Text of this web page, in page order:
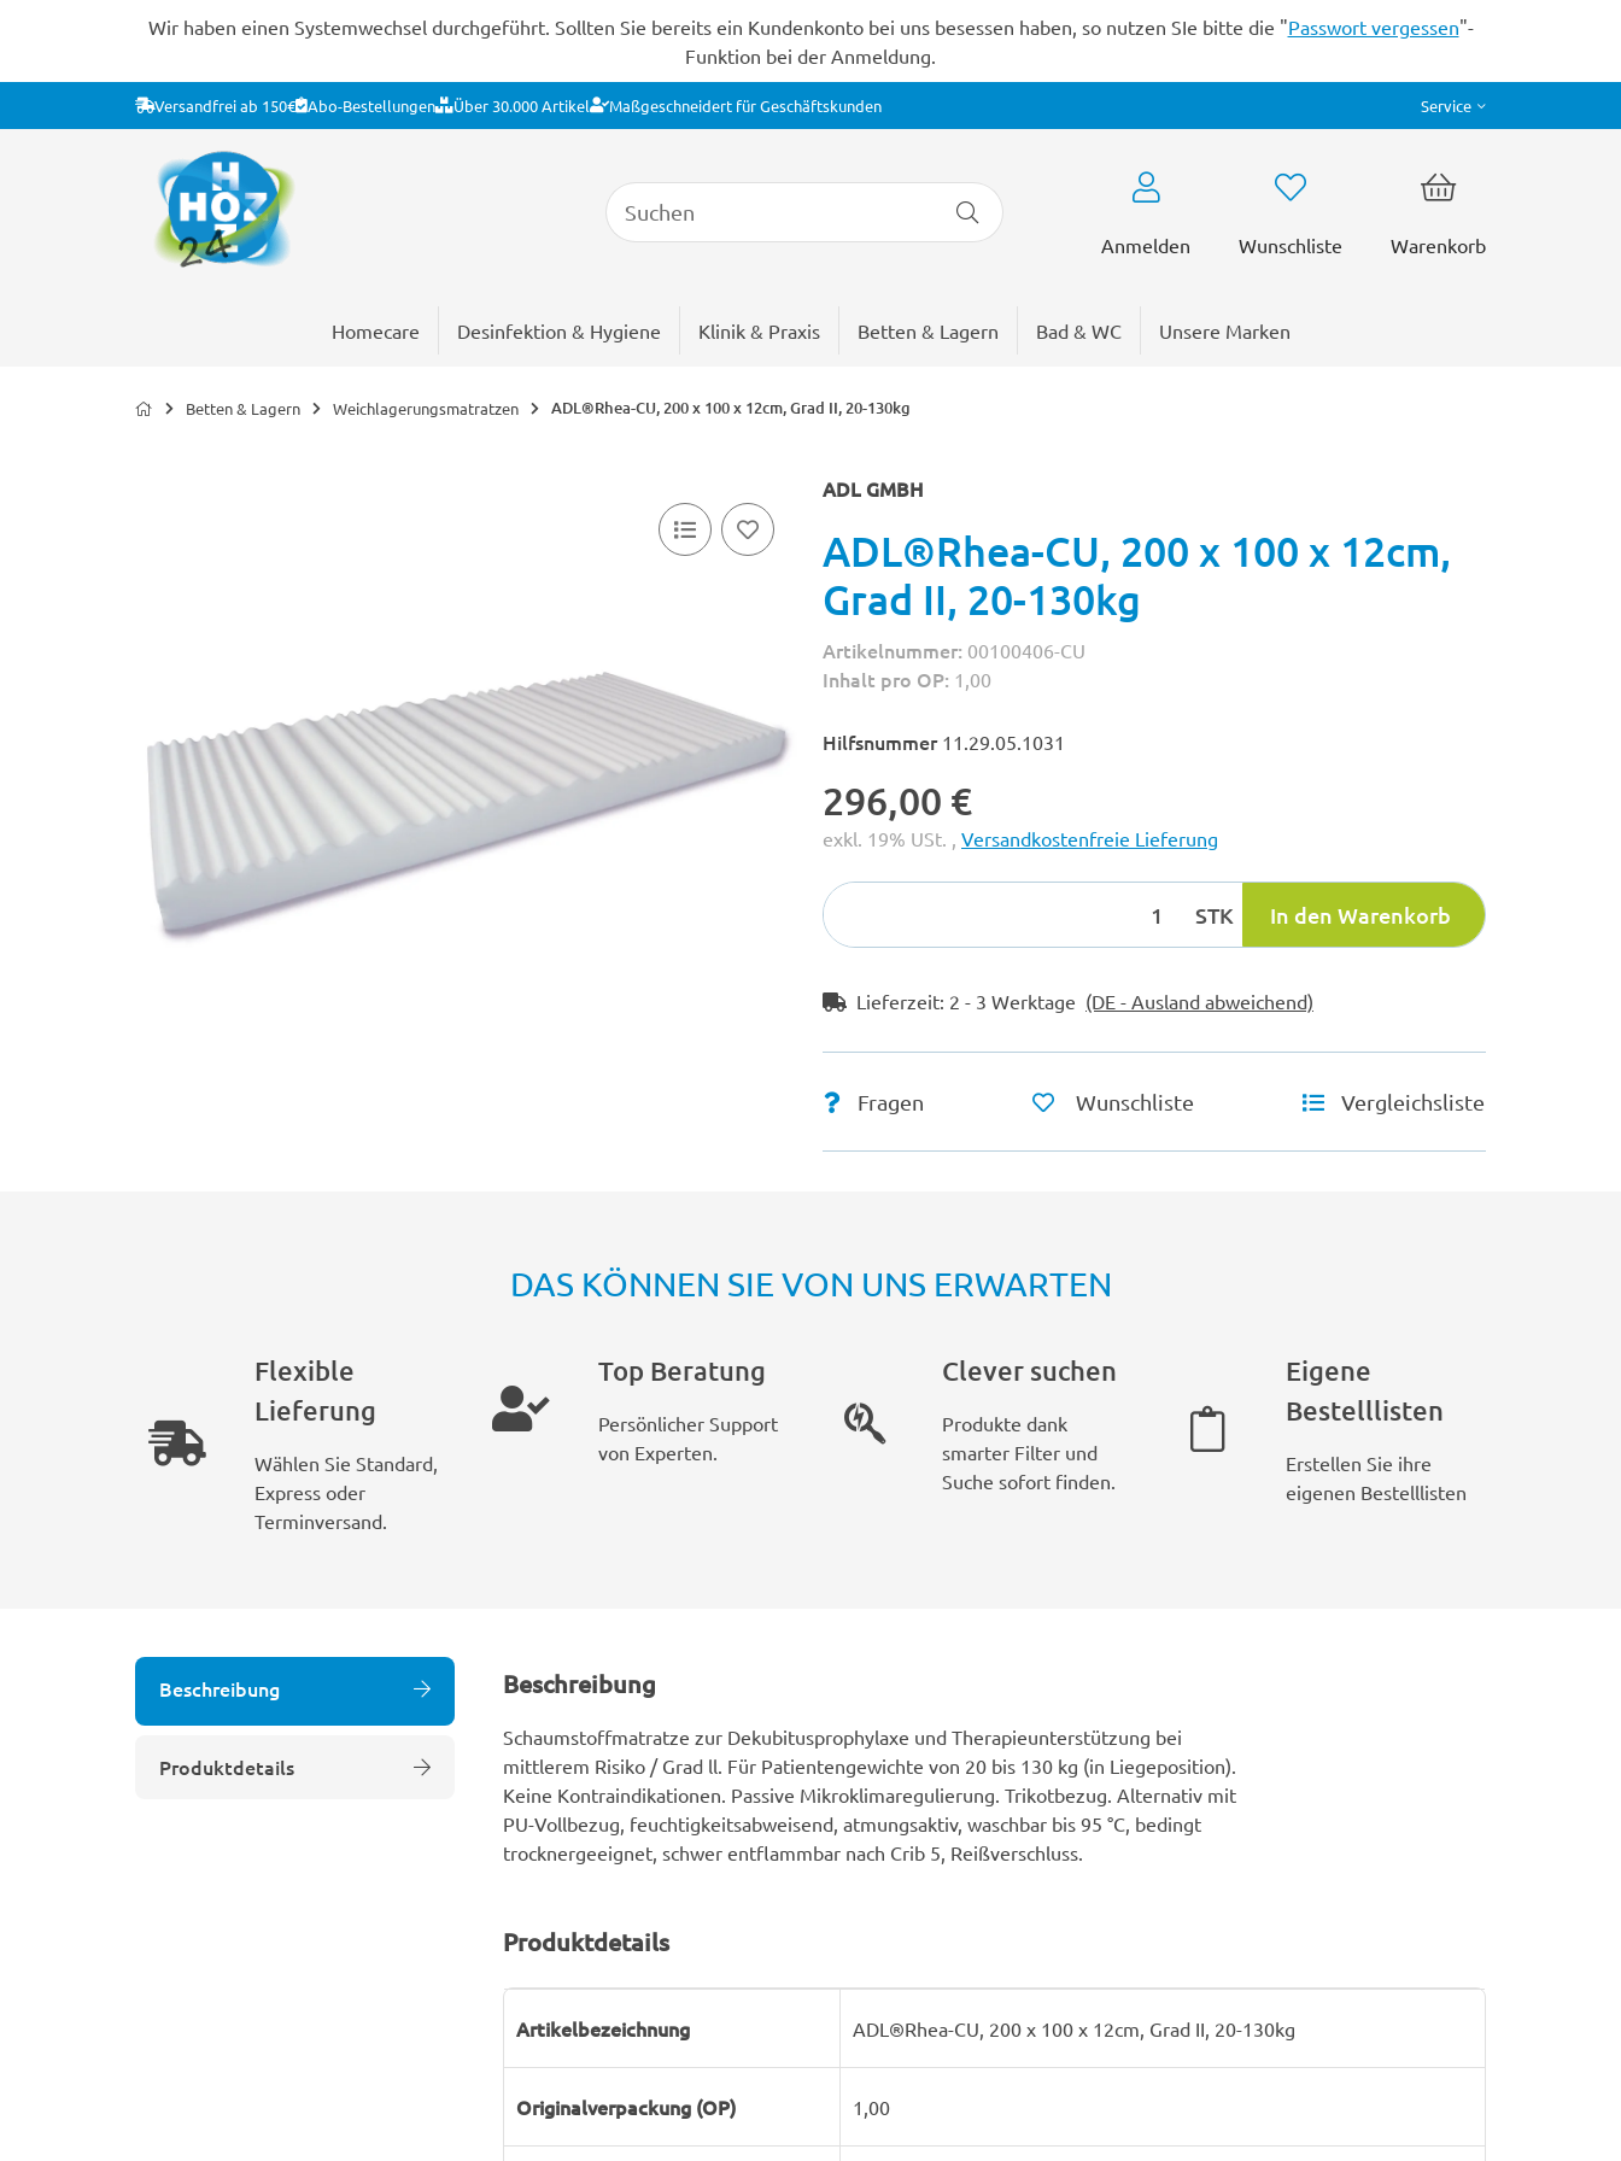
Wir haben einen Systemwechsel durchgeführt. Sollten Sie bereits ein Kundenkonto bei uns besessen haben, so nutzen SIe bitte die "Passwort vergessen"-
Funktion bei der Anmeldung.
Versandfrei ab 150€ Abo-Bestellungen Über 30.000 Artikel Maßgeschneidert für Geschäftskunden Service
Anmelden Wunschliste Warenkorb
Homecare Desinfektion & Hygiene Klinik & Praxis Betten & Lagern Bad & WC Unsere Marken
Betten & Lagern Weichlagerungsmatratzen ADL®Rhea-CU, 200 x 100 x 12cm, Grad II, 20-130kg
ADL GMBH
ADL®Rhea-CU, 200 x 100 x 12cm,
Grad II, 20-130kg
Artikelnummer: 00100406-CU
Inhalt pro OP: 1,00
Hilfsnummer 11.29.05.1031
296,00 €
exkl. 19% USt. , Versandkostenfreie Lieferung
STK In den Warenkorb
Lieferzeit: 2 - 3 Werktage (DE - Ausland abweichend)
Fragen Wunschliste Vergleichsliste
DAS KÖNNEN SIE VON UNS ERWARTEN
Flexible
Lieferung
Wählen Sie Standard,
Express oder
Terminversand.
Top Beratung
Persönlicher Support
von Experten.
Clever suchen
Produkte dank
smarter Filter und
Suche sofort finden.
Eigene
Bestelllisten
Erstellen Sie ihre
eigenen Bestelllisten
Beschreibung
Produktdetails
Beschreibung
Schaumstoffmatratze zur Dekubitusprophylaxe und Therapieunterstützung bei
mittlerem Risiko / Grad ll. Für Patientengewichte von 20 bis 130 kg (in Liegeposition).
Keine Kontraindikationen. Passive Mikroklimaregulierung. Trikotbezug. Alternativ mit
PU-Vollbezug, feuchtigkeitsabweisend, atmungsaktiv, waschbar bis 95 °C, bedingt
trocknergeeignet, schwer entflammbar nach Crib 5, Reißverschluss.
Produktdetails
Artikelbezeichnung ADL®Rhea-CU, 200 x 100 x 12cm, Grad II, 20-130kg
Originalverpackung (OP) 1,00